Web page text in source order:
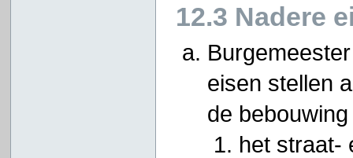
12.3 Nadere
eisen stellen
de
het straat-